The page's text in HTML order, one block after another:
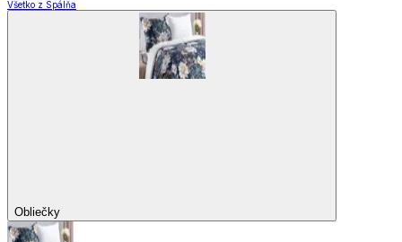
Všetko z Spálňa
Obliečky